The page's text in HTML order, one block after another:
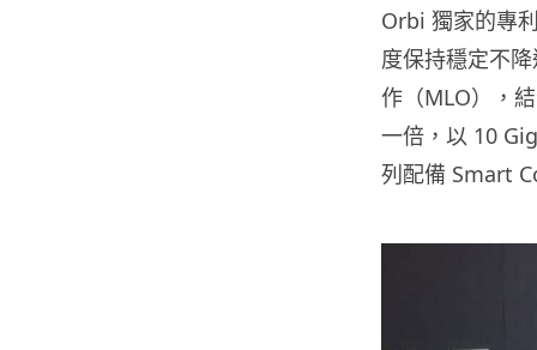
Orbi 獨家的專
度保持穩定不
作（MLO），
一倍，以 10
列配備 Smart